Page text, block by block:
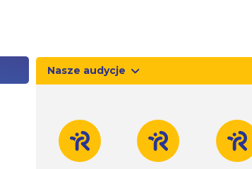
Nasze audycje